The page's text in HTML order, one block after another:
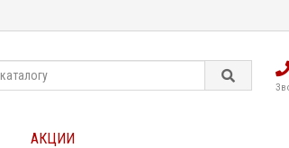
АКЦИИ